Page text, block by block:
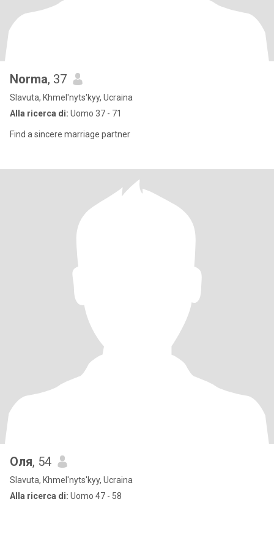
Norma, 37
Slavuta, Khmel'nyts'kyy, Ucraina
Alla ricerca di: Uomo 37 - 71
Find a sincere marriage partner
Оля, 54
Slavuta, Khmel'nyts'kyy, Ucraina
Alla ricerca di: Uomo 47 - 58